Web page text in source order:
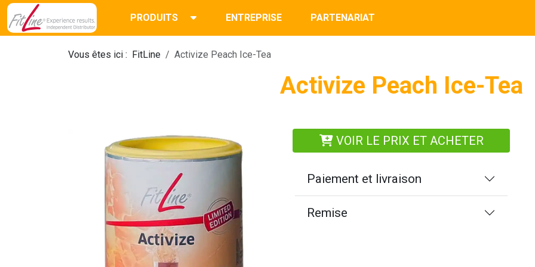
PRODUITS ENTREPRISE PARTENARIAT
Vous êtes ici : FitLine Activize Peach Ice-Tea
Activize Peach Ice-Tea
VOIR LE PRIX ET ACHETER
Paiement et livraison
Remise